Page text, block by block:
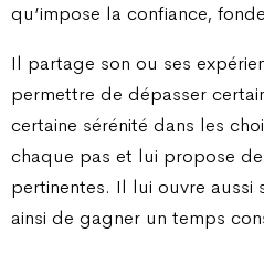
qu’impose la confiance,
Il partage son ou ses
permettre de dépasser
certaine sérénité dans les
chaque pas et lui propose
pertinentes. Il lui ouvre aussi
ainsi de gagner un temps